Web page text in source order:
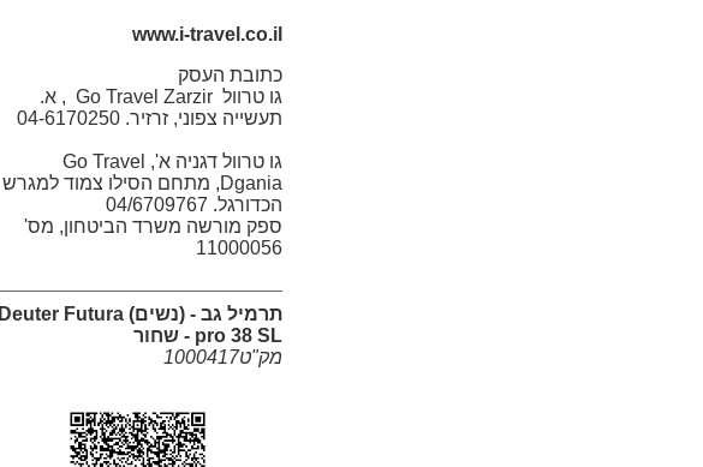
www.i-travel.co.il
כתובת העסק
גו טרוול Go Travel Zarzir , א.
תעשייה צפוני, זרזיר. 04-6170250
גו טרוול דגניה א', Go Travel
Dgania, מתחם הסילו צמוד למגרש
הכדורגל. 04/6709767
ספק מורשה משרד הביטחון, מס'
11000056
תרמיל גב - (נשים) Deuter Futura
pro 38 SL - שחור
מק"ט1000417